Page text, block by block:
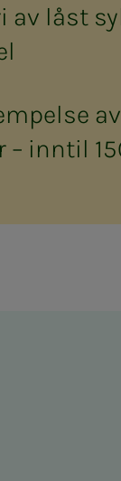
av låst
– inntil